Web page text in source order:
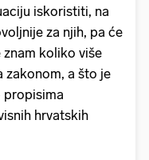
iskoristiti, na
za njih, pa će
koliko više
zakonom, a što je
propisima
hrvatskih